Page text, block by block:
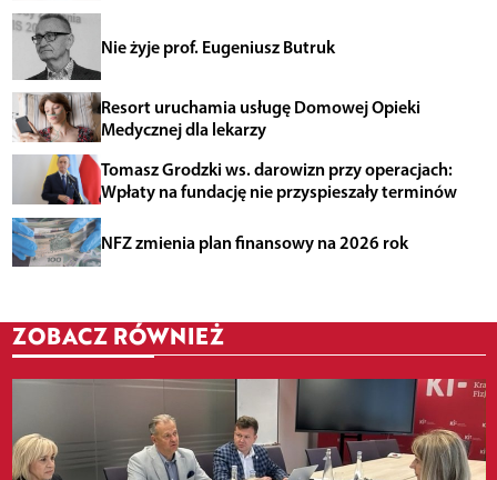
Nie żyje prof. Eugeniusz Butruk
Resort uruchamia usługę Domowej Opieki
Medycznej dla lekarzy
Tomasz Grodzki ws. darowizn przy operacjach:
Wpłaty na fundację nie przyspieszały terminów
NFZ zmienia plan finansowy na 2026 rok
ZOBACZ RÓWNIEŻ